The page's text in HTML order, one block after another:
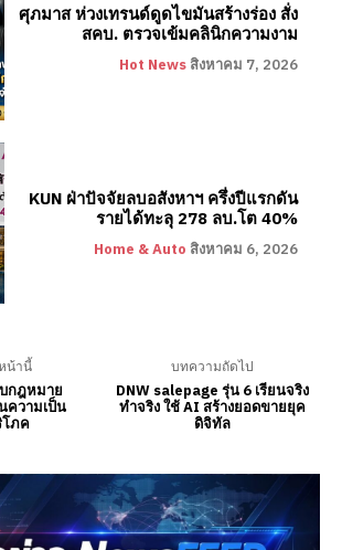
ศุภมาส ห่วงเทรนด์ดูดไขมันสร้างร่อง สั่ง
สคบ. ตรวจเข้มคลินิกความงาม
Hot News สิงหาคม 7, 2026
KUN ฝ่าปัจจัยลบอสังหาฯ ครึ่งปีแรกดัน
รายได้ทะลุ 278 ลบ.โต 40%
Home & Auto สิงหาคม 6, 2026
น้านี้
กฎหมาย
ความเป็น
โภค
บทความถัดไป
DNW salepage รุ่น 6 เรียนจริง
ทำจริง ใช้ AI สร้างยอดขายยุค
ดิจิทัล